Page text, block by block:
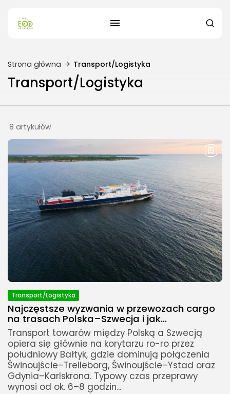
Strona główna Transport/Logistyka
Transport/Logistyka
8 artykułów
Transport/Logistyka
Najczęstsze wyzwania w przewozach cargo
na trasach Polska–Szwecja i jak...
Transport towarów między Polską a Szwecją
opiera się głównie na korytarzu ro-ro przez
południowy Bałtyk, gdzie dominują połączenia
Świnoujście–Trelleborg, Świnoujście–Ystad oraz
Gdynia–Karlskrona. Typowy czas przeprawy
wynosi od ok. 6–8 godzin...